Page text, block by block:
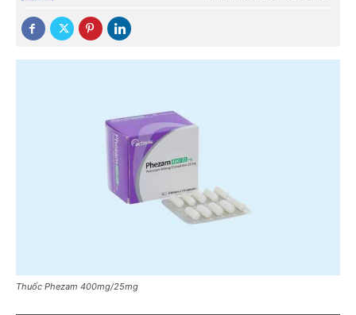
Thuốc Phezam 400mg/25mg